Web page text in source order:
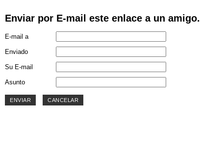
Enviar por E-mail este enlace a un amigo.
E-mail a
Enviado
Su E-mail
Asunto
ENVIAR CANCELAR